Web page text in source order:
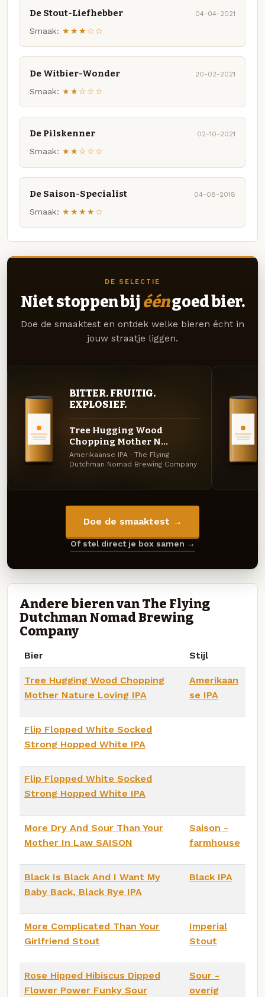
De Stout-Liefhebber 04-04-2021
Smaak: ★★★☆☆
De Witbier-Wonder 20-02-2021
Smaak: ★★☆☆☆
De Pilskenner 02-10-2021
Smaak: ★★☆☆☆
De Saison-Specialist 04-08-2018
Smaak: ★★★★☆
DE SELECTIE
Niet stoppen bij ééngoed bier.
Doe de smaaktest en ontdek welke bieren écht in
jouw straatje liggen.
BITTER. FRUITIG.
EXPLOSIEF.
Tree Hugging Wood
Chopping Mother N...
Amerikaanse IPA · The Flying
Dutchman Nomad Brewing Company
Doe de smaaktest →
Of stel direct je box samen →
Andere bieren van The Flying
Dutchman Nomad Brewing
Company
Bier Stijl
Tree Hugging Wood Chopping
Mother Nature Loving IPA
Amerikaan
se IPA
Flip Flopped White Socked
Strong Hopped White IPA
Flip Flopped White Socked
Strong Hopped White IPA
More Dry And Sour Than Your
Mother In Law SAISON
Saison -
farmhouse
Black Is Black And I Want My
Baby Back, Black Rye IPA
Black IPA
More Complicated Than Your
Girlfriend Stout
Imperial
Stout
Rose Hipped Hibiscus Dipped
Flower Power Funky Sour
Sour -
overig